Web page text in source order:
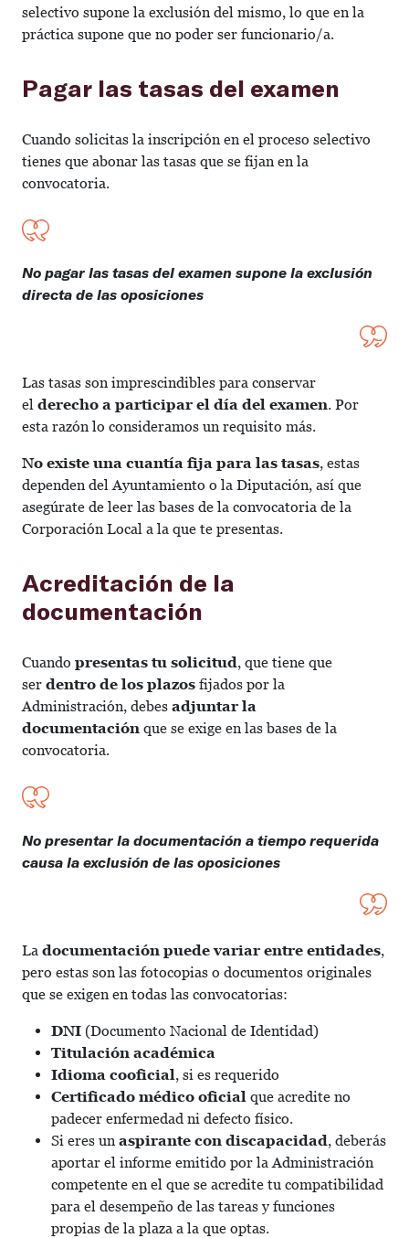
selectivo supone la exclusión del mismo, lo que en la
práctica supone que no poder ser funcionario/a.
Pagar las tasas del examen
Cuando solicitas la inscripción en el proceso selectivo
tienes que abonar las tasas que se fijan en la
convocatoria.
No pagar las tasas del examen supone la exclusión
directa de las oposiciones
Las tasas son imprescindibles para conservar
el derecho a participar el día del examen. Por
esta razón lo consideramos un requisito más.
No existe una cuantía fija para las tasas, estas
dependen del Ayuntamiento o la Diputación, así que
asegúrate de leer las bases de la convocatoria de la
Corporación Local a la que te presentas.
Acreditación de la
documentación
Cuando presentas tu solicitud, que tiene que
ser dentro de los plazos fijados por la
Administración, debes adjuntar la
documentación que se exige en las bases de la
convocatoria.
No presentar la documentación a tiempo requerida
causa la exclusión de las oposiciones
La documentación puede variar entre entidades,
pero estas son las fotocopias o documentos originales
que se exigen en todas las convocatorias:
DNI (Documento Nacional de Identidad)
Titulación académica
Idioma cooficial, si es requerido
Certificado médico oficial que acredite no
padecer enfermedad ni defecto físico.
Si eres un aspirante con discapacidad, deberás
aportar el informe emitido por la Administración
competente en el que se acredite tu compatibilidad
para el desempeño de las tareas y funciones
propias de la plaza a la que optas.